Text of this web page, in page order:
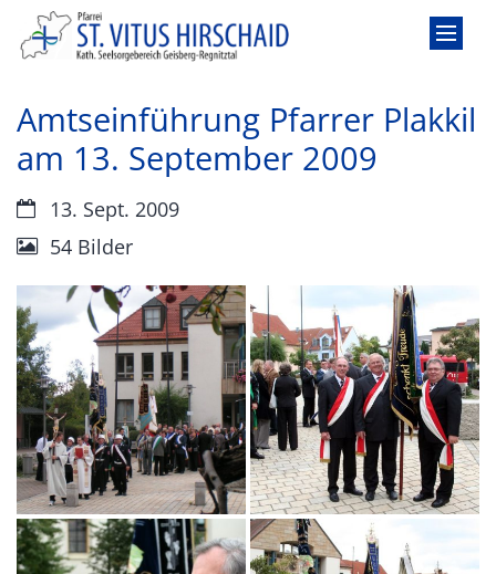
Zum Inhalt springen
Amtseinführung Pfarrer Plakkil
am 13. September 2009
Datum:13. Sept. 2009
54 Bilder